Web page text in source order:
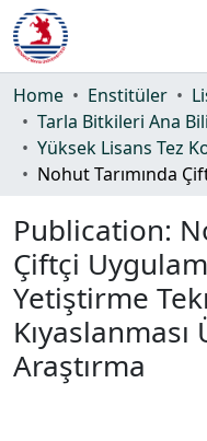
Communities &
All of DSpace
Statistics
Guide
Home Enstitüler
Publication:
Çiftçi
Yetiştirme
Araştırma